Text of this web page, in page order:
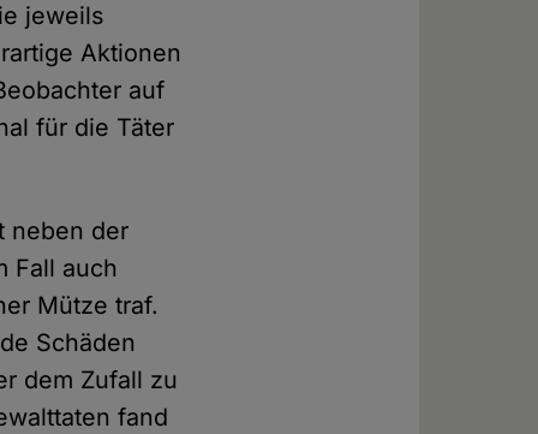
jeweils
Aktionen
auf
für die Täter
neben der
Fall auch
Mütze traf.
Schäden
dem Zufall zu
fand